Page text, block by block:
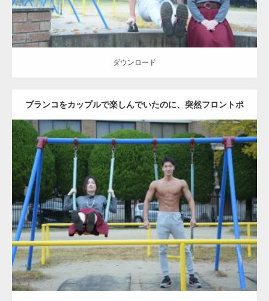
ダウンロード
ブランコをカップルで楽しんでいたのに、突然フロントポ
ーズをするマッチョ
Update: 2021.07.6
Category:公園のマッチョ その他 AKIHITO(細マッチョ) 腹筋 大胸筋
ダウンロード